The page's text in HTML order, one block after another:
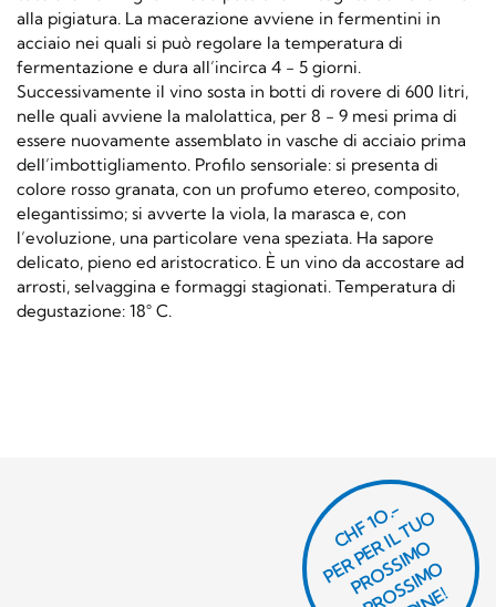
alla pigiatura. La macerazione avviene in fermentini in
acciaio nei quali si può regolare la temperatura di
fermentazione e dura all’incirca 4 - 5 giorni.
Successivamente il vino sosta in botti di rovere di 600 litri,
nelle quali avviene la malolattica, per 8 - 9 mesi prima di
essere nuovamente assemblato in vasche di acciaio prima
dell’imbottigliamento. Profilo sensoriale: si presenta di
colore rosso granata, con un profumo etereo, composito,
elegantissimo; si avverte la viola, la marasca e, con
l’evoluzione, una particolare vena speziata. Ha sapore
delicato, pieno ed aristocratico. È un vino da accostare ad
arrosti, selvaggina e formaggi stagionati. Temperatura di
degustazione: 18° C.
CHF 1O.-
P
E
R
P
E
R I
L
T
U
O
P
R
O
S
SI
M
O
P
R
S
SI
M
O
O
R
DI
N